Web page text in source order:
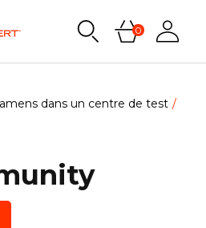
0
dans un centre de test